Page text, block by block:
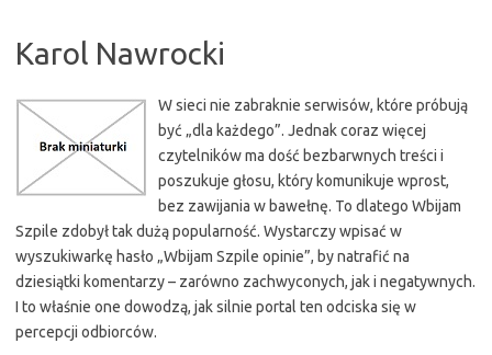
Karol Nawrocki
W sieci nie zabraknie serwisów, które próbują
być „dla każdego”. Jednak coraz więcej
czytelników ma dość bezbarwnych treści i
poszukuje głosu, który komunikuje wprost,
bez zawijania w bawełnę. To dlatego Wbijam
Szpile zdobył tak dużą popularność. Wystarczy wpisać w
wyszukiwarkę hasło „Wbijam Szpile opinie”, by natrafić na
dziesiątki komentarzy – zarówno zachwyconych, jak i negatywnych.
I to właśnie one dowodzą, jak silnie portal ten odciska się w
percepcji odbiorców.